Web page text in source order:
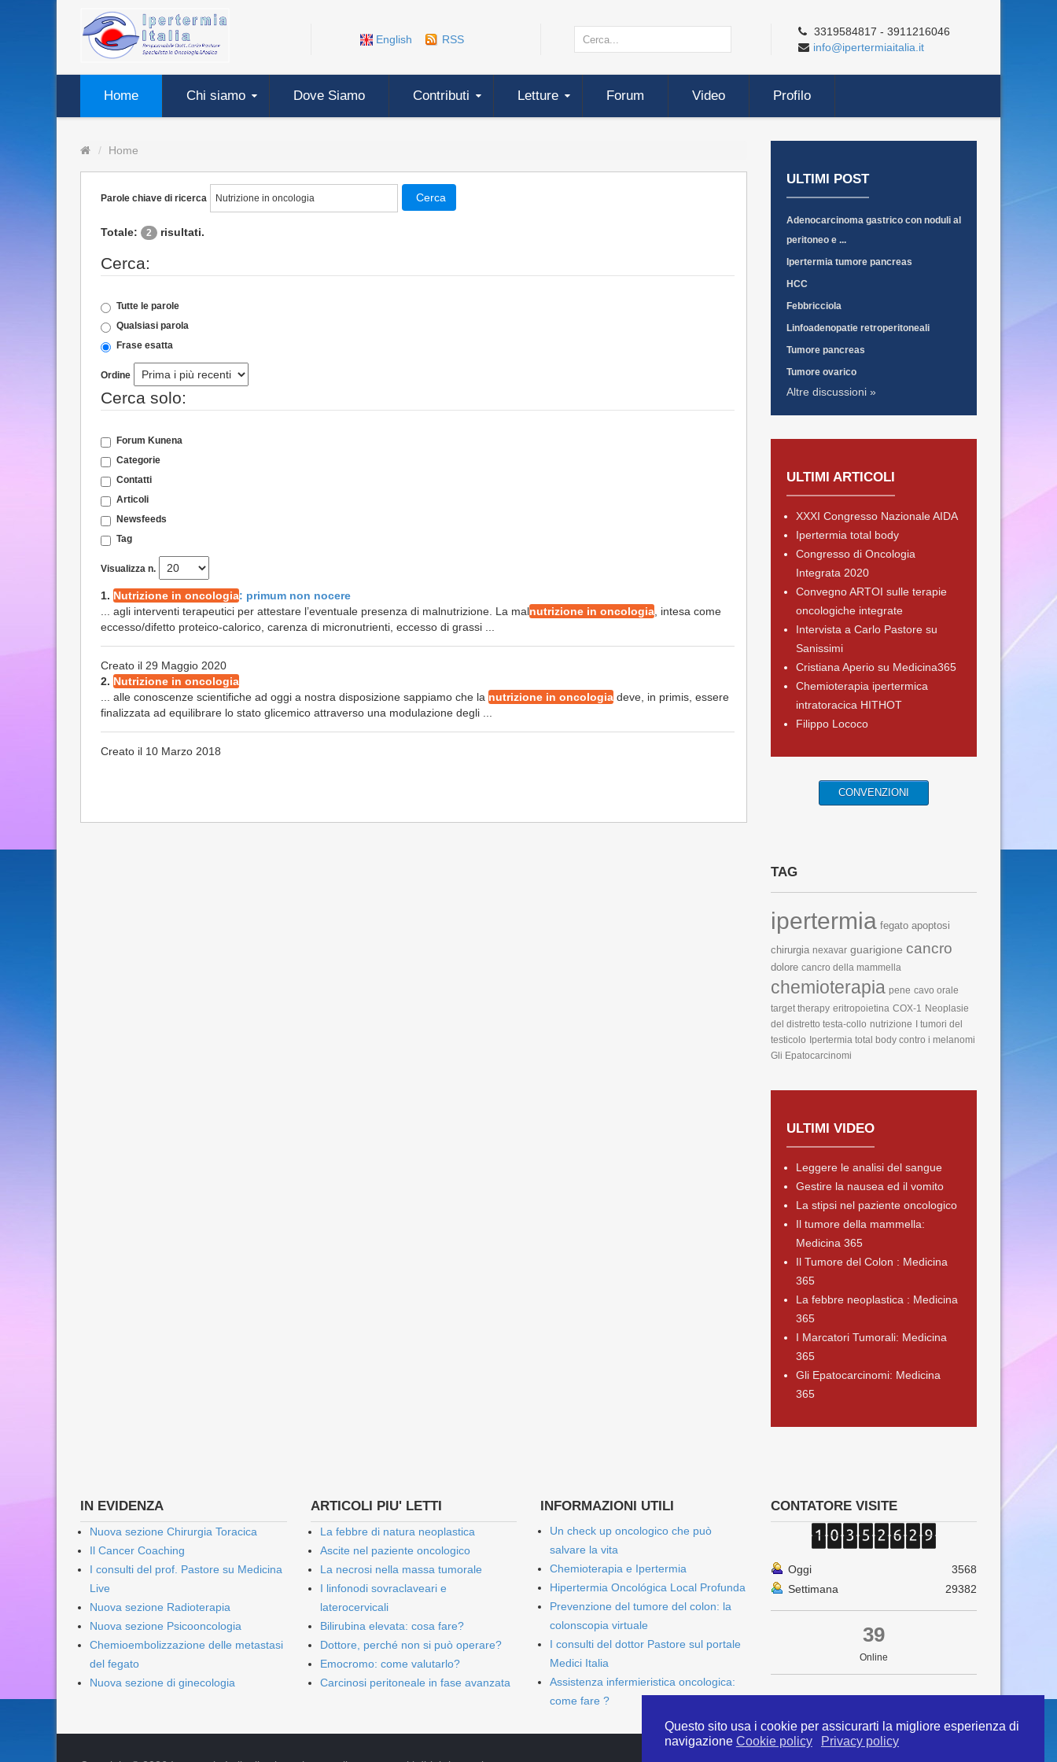
Questo sito usa i cookie per assicurarti la migliore esperienza di
navigazione Cookie policy Privacy policy
English RSS
3319584817 - 3911216046
info@ipertermiaitalia.it
Home Chi siamo Dove Siamo Contributi Letture Forum Video Profilo
Home
Parole chiave di ricerca Cerca
Totale: 2 risultati.
Cerca:
Tutte le parole
Qualsiasi parola
Frase esatta
Ordine
Cerca solo:
Forum Kunena
Categorie
Contatti
Articoli
Newsfeeds
Tag
Visualizza n.
1. Nutrizione in oncologia: primum non nocere
... agli interventi terapeutici per attestare l’eventuale presenza di malnutrizione. La malnutrizione in oncologia , intesa come
eccesso/difetto proteico-calorico, carenza di micronutrienti, eccesso di grassi ...
Creato il 29 Maggio 2020
2. Nutrizione in oncologia
... alle conoscenze scientifiche ad oggi a nostra disposizione sappiamo che la nutrizione in oncologia deve, in primis, essere
finalizzata ad equilibrare lo stato glicemico attraverso una modulazione degli ...
Creato il 10 Marzo 2018
ULTIMI POST
Adenocarcinoma gastrico con noduli al
peritoneo e ...
Ipertermia tumore pancreas
HCC
Febbricciola
Linfoadenopatie retroperitoneali
Tumore pancreas
Tumore ovarico
Altre discussioni »
ULTIMI ARTICOLI
XXXI Congresso Nazionale AIDA
Ipertermia total body
Congresso di Oncologia
Integrata 2020
Convegno ARTOI sulle terapie
oncologiche integrate
Intervista a Carlo Pastore su
Sanissimi
Cristiana Aperio su Medicina365
Chemioterapia ipertermica
intratoracica HITHOT
Filippo Lococo
CONVENZIONI
TAG
ipertermia fegato apoptosi
chirurgia nexavar guarigione cancro
dolore cancro della mammella
chemioterapia pene cavo orale
target therapy eritropoietina COX-1 Neoplasie
del distretto testa-collo nutrizione
I tumori del
testicolo Ipertermia total body contro i melanomi
Gli Epatocarcinomi
ULTIMI VIDEO
Leggere le analisi del sangue
Gestire la nausea ed il vomito
La stipsi nel paziente oncologico
Il tumore della mammella:
Medicina 365
Il Tumore del Colon : Medicina
365
La febbre neoplastica : Medicina
365
I Marcatori Tumorali: Medicina
365
Gli Epatocarcinomi: Medicina
365
IN EVIDENZA
Nuova sezione Chirurgia Toracica
Il Cancer Coaching
I consulti del prof. Pastore su Medicina
Live
Nuova sezione Radioterapia
Nuova sezione Psicooncologia
Chemioembolizzazione delle metastasi
del fegato
Nuova sezione di ginecologia
ARTICOLI PIU' LETTI
La febbre di natura neoplastica
Ascite nel paziente oncologico
La necrosi nella massa tumorale
I linfonodi sovraclaveari e
laterocervicali
Bilirubina elevata: cosa fare?
Dottore, perché non si può operare?
Emocromo: come valutarlo?
Carcinosi peritoneale in fase avanzata
INFORMAZIONI UTILI
Un check up oncologico che può
salvare la vita
Chemioterapia e Ipertermia
Hipertermia Oncológica Local Profunda
Prevenzione del tumore del colon: la
colonscopia virtuale
I consulti del dottor Pastore sul portale
Medici Italia
Assistenza infermieristica oncologica:
come fare ?
CONTATORE VISITE
Oggi
3568
Settimana
29382
39
Online